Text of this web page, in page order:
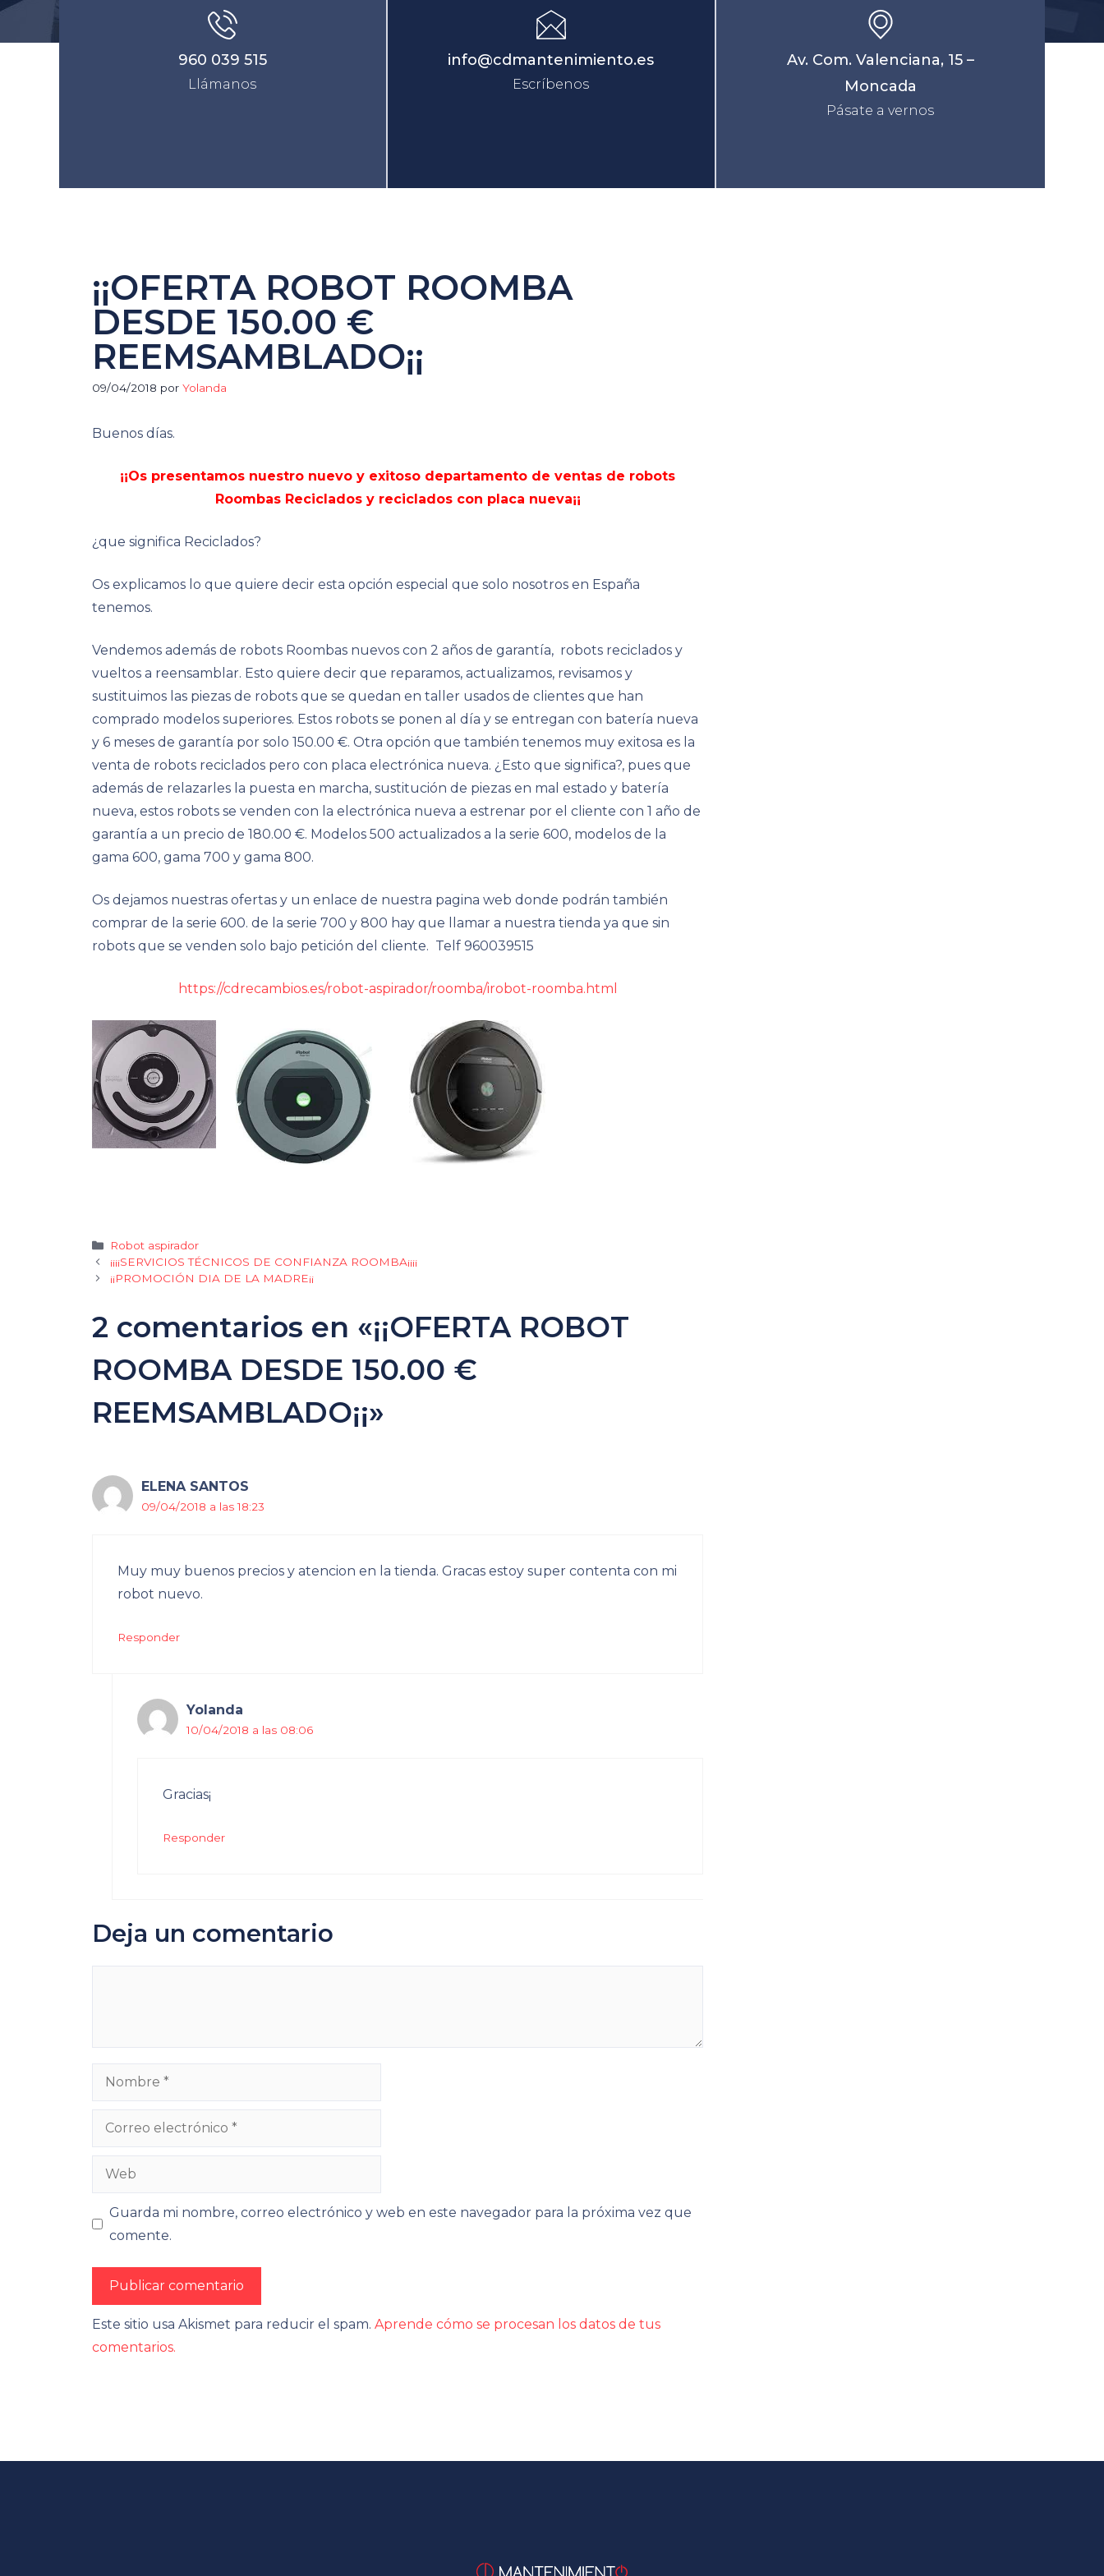
960 039 515
Llámanos
info@cdmantenimiento.es
Escríbenos
Av. Com. Valenciana, 15 –
Moncada
Pásate a vernos
¡¡OFERTA ROBOT ROOMBA
DESDE 150.00 €
REEMSAMBLADO¡¡
09/04/2018 por Yolanda
Buenos días.
¡¡Os presentamos nuestro nuevo y exitoso departamento de ventas de robots
Roombas Reciclados y reciclados con placa nueva¡¡
¿que significa Reciclados?
Os explicamos lo que quiere decir esta opción especial que solo nosotros en España
tenemos.
Vendemos además de robots Roombas nuevos con 2 años de garantía, robots reciclados y
vueltos a reensamblar. Esto quiere decir que reparamos, actualizamos, revisamos y
sustituimos las piezas de robots que se quedan en taller usados de clientes que han
comprado modelos superiores. Estos robots se ponen al día y se entregan con batería nueva
y 6 meses de garantía por solo 150.00 €. Otra opción que también tenemos muy exitosa es la
venta de robots reciclados pero con placa electrónica nueva. ¿Esto que significa?, pues que
además de relazarles la puesta en marcha, sustitución de piezas en mal estado y batería
nueva, estos robots se venden con la electrónica nueva a estrenar por el cliente con 1 año de
garantía a un precio de 180.00 €. Modelos 500 actualizados a la serie 600, modelos de la
gama 600, gama 700 y gama 800.
Os dejamos nuestras ofertas y un enlace de nuestra pagina web donde podrán también
comprar de la serie 600. de la serie 700 y 800 hay que llamar a nuestra tienda ya que sin
robots que se venden solo bajo petición del cliente. Telf 960039515
https://cdrecambios.es/robot-aspirador/roomba/irobot-roomba.html
Categorías
Robot aspirador
¡¡¡¡SERVICIOS TÉCNICOS DE CONFIANZA ROOMBA¡¡¡¡
¡¡PROMOCIÓN DIA DE LA MADRE¡¡
2 comentarios en «¡¡OFERTA ROBOT
ROOMBA DESDE 150.00 €
REEMSAMBLADO¡¡»
ELENA SANTOS
09/04/2018 a las 18:23
Muy muy buenos precios y atencion en la tienda. Gracas estoy super contenta con mi
robot nuevo.
Responder
Yolanda
10/04/2018 a las 08:06
Gracias¡
Responder
Deja un comentario
Nombre
Correo
Web
Guarda mi nombre, correo electrónico y web en este navegador para la próxima vez que
comente.
Este sitio usa Akismet para reducir el spam. Aprende cómo se procesan los datos de tus
comentarios.